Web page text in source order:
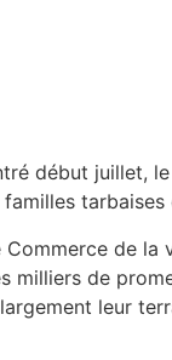
début juillet,
de la
milliers de
leur